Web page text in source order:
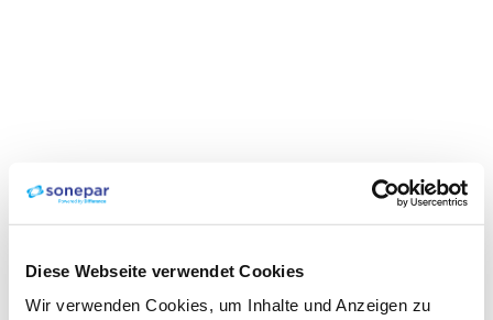
Diese Webseite verwendet Cookies
Wir verwenden Cookies, um Inhalte und Anzeigen zu